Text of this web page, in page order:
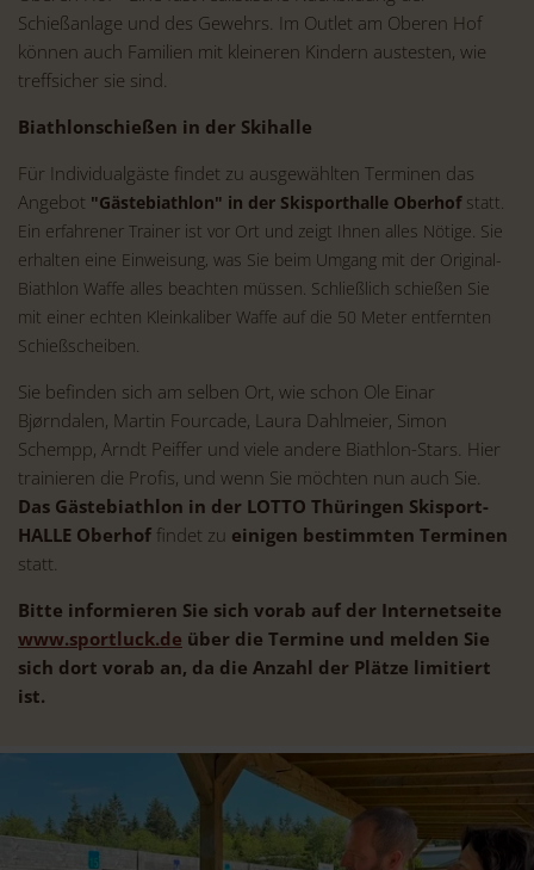
Schießanlage und des Gewehrs. Im Outlet am Oberen Hof
können auch Familien mit kleineren Kindern austesten, wie
treffsicher sie sind.
Biathlonschießen in der Skihalle
Für Individualgäste findet zu ausgewählten Terminen das
Angebot "Gästebiathlon" in der Skisporthalle Oberhofstatt.
Ein erfahrener Trainer ist vor Ort und zeigt Ihnen alles Nötige. Sie
erhalten eine Einweisung, was Sie beim Umgang mit der Original-
Biathlon Waffe alles beachten müssen. Schließlich schießen Sie
mit einer echten Kleinkaliber Waffe auf die 50 Meter entfernten
Schießscheiben.
Sie befinden sich am selben Ort, wie schon Ole Einar
Bjørndalen, Martin Fourcade, Laura Dahlmeier, Simon
Schempp, Arndt Peiffer und viele andere Biathlon-Stars. Hier
trainieren die Profis, und wenn Sie möchten nun auch Sie.
Das Gästebiathlon in der LOTTO Thüringen Skisport-
HALLE Oberhof findet zu einigen bestimmten Terminen
statt.
Bitte informieren Sie sich vorab auf der Internetseite
www.sportluck.de über die Termine und melden Sie
sich dort vorab an, da die Anzahl der Plätze limitiert
ist.